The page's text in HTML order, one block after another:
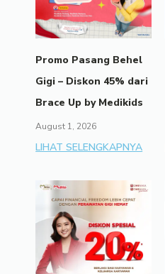
Promo Pasang Behel
Gigi – Diskon 45% dari
Brace Up by Medikids
August 1, 2026
LIHAT SELENGKAPNYA